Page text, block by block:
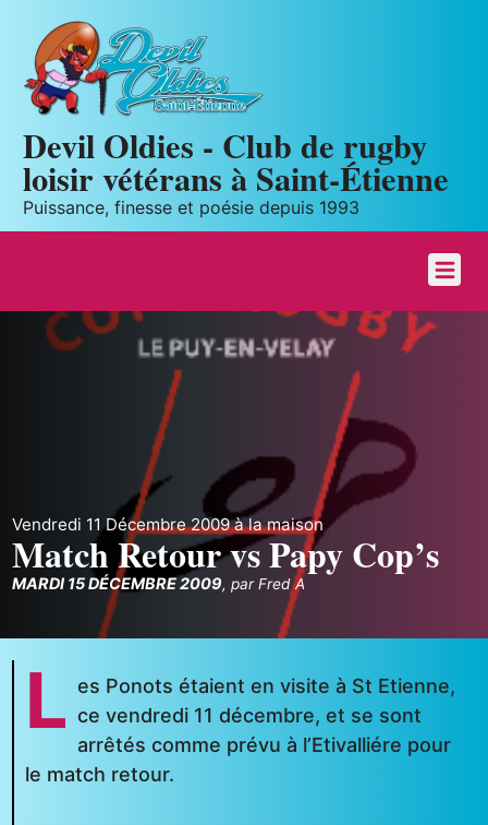
Devil Oldies - Club de rugby
loisir vétérans à Saint-Étienne
Puissance, finesse et poésie depuis 1993
Vendredi 11 Décembre 2009 à la maison
Match Retour vs Papy Cop’s
MARDI 15 DÉCEMBRE 2009,parFred A
L es Ponots étaient en visite à St Etienne,
ce vendredi 11 décembre, et se sont
arrêtés comme prévu à l’Etivalliére pour
le match retour.